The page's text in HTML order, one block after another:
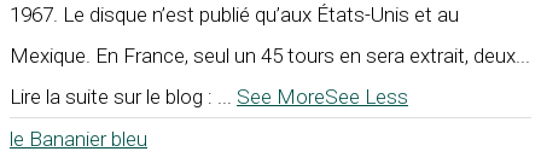
1967. Le disque n’est publié qu’aux États-Unis et au
Mexique. En France, seul un 45 tours en sera extrait, deux...
Lire la suite sur le blog : ... See MoreSee Less
le Bananier bleu